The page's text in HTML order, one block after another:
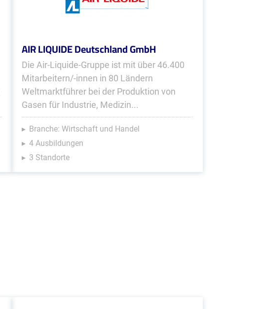
AIR LIQUIDE Deutschland GmbH
Die Air-Liquide-Gruppe ist mit über 46.400
Mitarbeitern/-innen in 80 Ländern
Weltmarktführer bei der Produktion von
Gasen für Industrie, Medizin...
Branche: Wirtschaft und Handel
4 Ausbildungen
3 Standorte